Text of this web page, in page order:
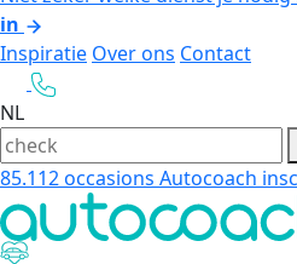
in
Inspiratie Over ons Contact
NL
85.112occasions Autocoach